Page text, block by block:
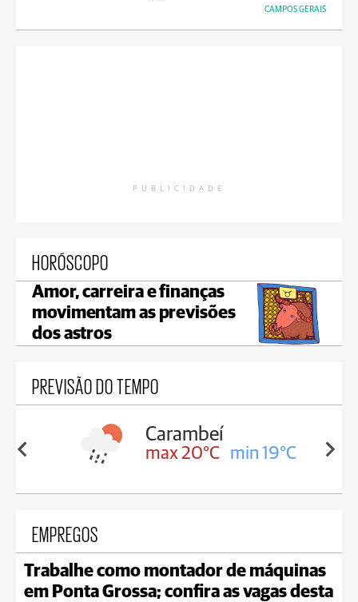
CAMPOS GERAIS
PUBLICIDADE
HORÓSCOPO
Amor, carreira e finanças
movimentam as previsões
dos astros
PREVISÃO DO TEMPO
19°C
Carambeí
max 20°C min 19°C
EMPREGOS
Trabalhe como montador de máquinas
em Ponta Grossa; confira as vagas desta